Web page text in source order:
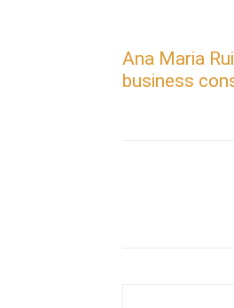
Ana Maria
business